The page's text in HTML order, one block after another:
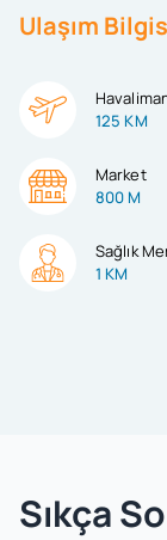
Ulaşım
125 KM
Market
800 M
Sağlık
1 KM
Sıkça